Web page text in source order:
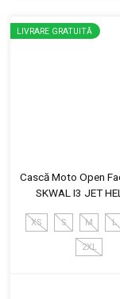
LIVRARE GRATUITĂ
Cască Moto Open
SKWAL I3 JET
XS S M L
2XL